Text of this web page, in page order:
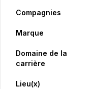
Compagnies
Marque
Domaine de la
carrière
Lieu(x)